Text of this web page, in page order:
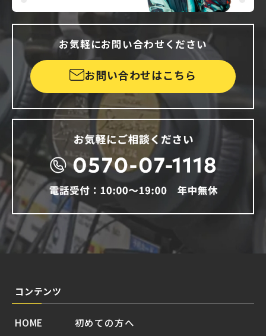
お気軽にお問い合わせください
お問い合わせはこちら
コンテンツ
HOME
初めての方へ